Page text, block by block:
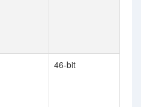
46-bit